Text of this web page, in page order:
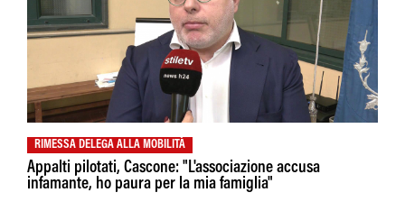
RIMESSA DELEGA ALLA MOBILITÀ
Appalti pilotati, Cascone: "L'associazione accusa
infamante, ho paura per la mia famiglia"